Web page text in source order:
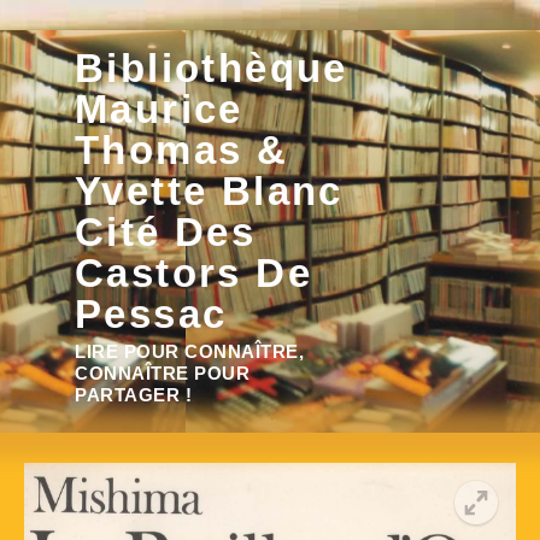
Aller
au
contenuBibliothèque
Maurice
Thomas &
Yvette Blanc
Cité Des
Castors De
Pessac
LIRE POUR CONNAÎTRE,
CONNAÎTRE POUR
PARTAGER !
Rechercher :